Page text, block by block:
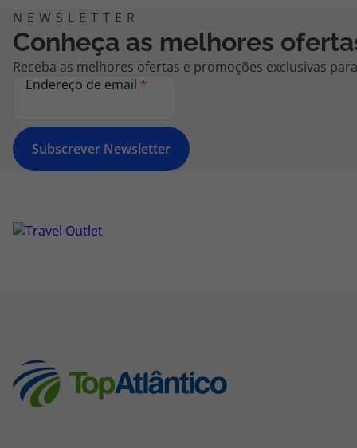
Conheça as melhores
Receba as melhores ofertas e promoções exclusivas
Endereço de email *
Subscrever Newsletter